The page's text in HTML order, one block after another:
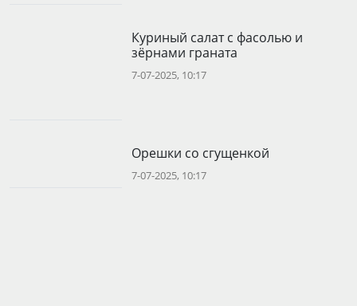
Куриный салат с фасолью и
зёрнами граната
7-07-2025, 10:17
Орешки со сгущенкой
7-07-2025, 10:17